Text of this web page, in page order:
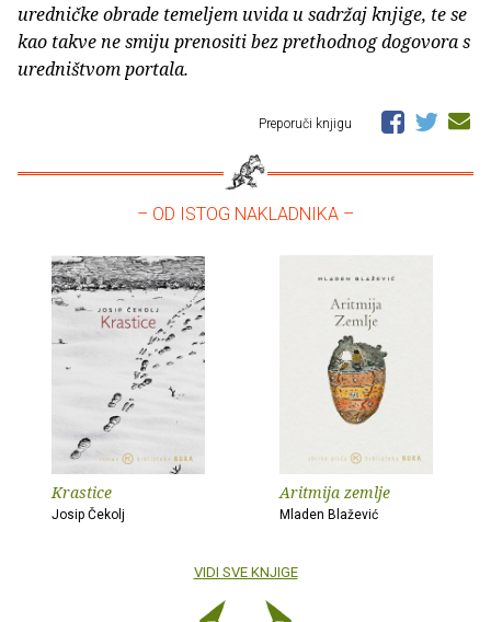
uredničke obrade temeljem uvida u sadržaj knjige, te se
kao takve ne smiju prenositi bez prethodnog dogovora s
uredništvom portala.
Preporuči knjigu
– OD ISTOG NAKLADNIKA –
Krastice
Josip Čekolj
Aritmija zemlje
Mladen Blažević
VIDI SVE KNJIGE